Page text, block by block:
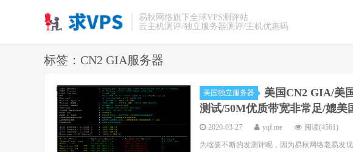
易秋网络旗下全球VPS测评站
云主机测评/独立服务器测评/主机优惠码
标签：CN2 GIA服务器
美国独立服务器
美国CN2 GIA/美
测试/50M优质带宽非常足/媲美
2020-03-27 yqf.me 阅读(4561)
为啥要不断的发测评呢，因为易秋网络老易发